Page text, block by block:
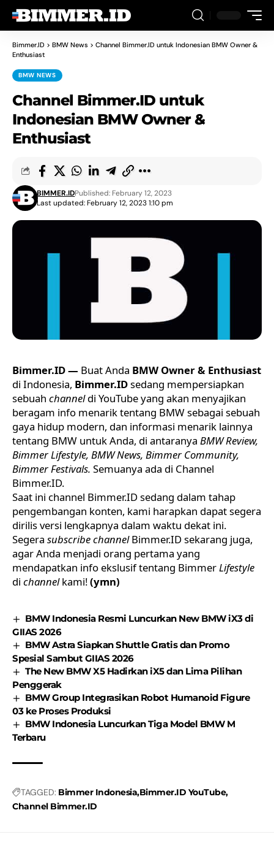
Bimmer.ID > BMW News > Channel Bimmer.ID untuk Indonesian BMW Owner &
Enthusiast
BMW NEWS
Channel Bimmer.ID untuk
Indonesian BMW Owner &
Enthusiast
Last updated: February 12, 2023 1:10 pm
BIMMER.IDPublished: February 12, 2023
Bimmer.ID — Buat Anda BMW Owner & Enthusiast
di Indonesia, Bimmer.IDsedang mempersiapkan
sebuah channeldi YouTube yang akan menyajikan
beragam info menarik tentang BMW sebagai sebuah
gaya hidup modern, dan informasi menarik lainnya
tentang BMW untuk Anda, di antaranya BMWReview,
Bimmer Lifestyle, BMWNews, Bimmer Community,
Bimmer Festivals. Semuanya ada di Channel
Bimmer.ID.
Saat ini channel Bimmer.ID sedang dalam tahap
pengembangan konten, kami harapkan dapat segera
dirilis versi lengkapnya dalam waktu dekat ini.
Segera subscribechannelBimmer.ID sekarang juga,
agar Anda menjadi orang pertama yang
mendapatkan info ekslusif tentang BimmerLifestyle
di channelkami!(ymn)
BMW Indonesia Resmi Luncurkan New BMW iX3 di
GIIAS 2026
BMW Astra Siapkan Shuttle Gratis dan Promo
Spesial Sambut GIIAS 2026
The New BMW X5 Hadirkan iX5 dan Lima Pilihan
Penggerak
BMW Group Integrasikan Robot Humanoid Figure
03 ke Proses Produksi
BMW Indonesia Luncurkan Tiga Model BMW M
Terbaru
TAGGED: Bimmer IndonesiaBimmer.ID YouTube
Channel Bimmer.ID